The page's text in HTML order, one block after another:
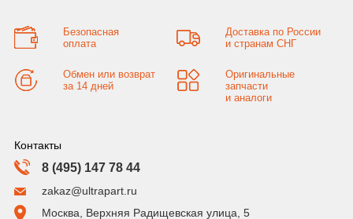
Безопасная
оплата
Доставка по России
и странам СНГ
Обмен или возврат
за 14 дней
Оригинальные
запчасти
и аналоги
Контакты
8 (495) 147 78 44
zakaz@ultrapart.ru
Москва, Верхняя Радищевская улица, 5